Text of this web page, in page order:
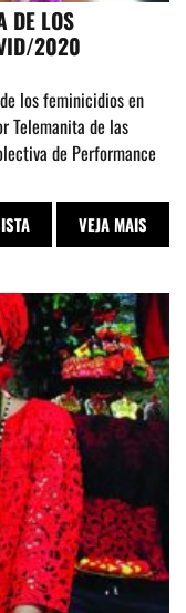
DE LOS
2020
los feminicidios en
Telemanita de las
de Performance
VEJA MAIS